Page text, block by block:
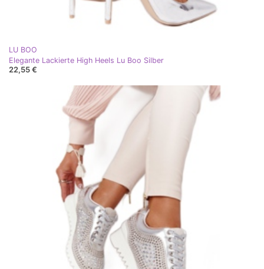
LU BOO
Elegante Lackierte High Heels Lu Boo Silber
22,55 €